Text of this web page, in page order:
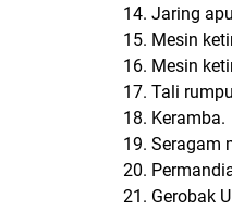
14. Jaring
15. Mesin
16. Mesin
17. Tali
18. Keramba.
19. Seragam
20.
21. Gerobak